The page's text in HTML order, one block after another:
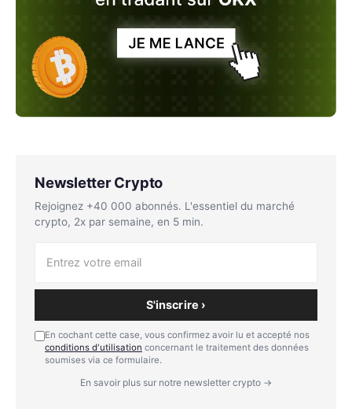
Newsletter Crypto
Rejoignez +40 000 abonnés. L'essentiel du marché
crypto, 2x par semaine, en 5 min.
S'inscrire ›
En cochant cette case, vous confirmez avoir lu et accepté nos
conditions d'utilisation concernant le traitement des données
soumises via ce formulaire.
En savoir plus sur notre newsletter crypto →